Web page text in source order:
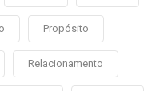
Propósito
Relacionamento